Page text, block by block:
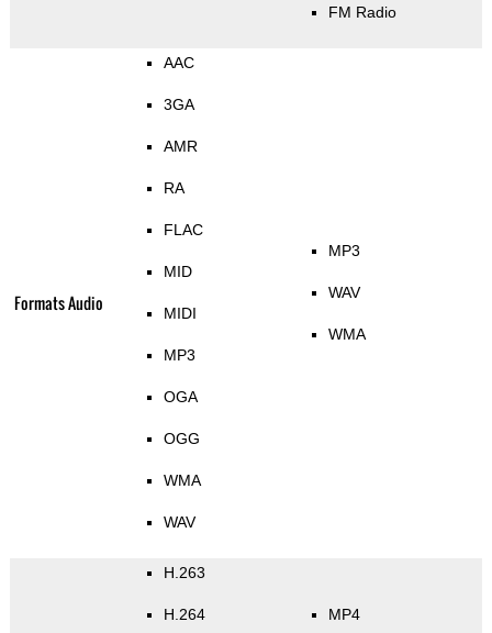
FM Radio
Formats Audio
AAC
3GA
AMR
RA
FLAC
MID
MIDI
MP3
OGA
OGG
WMA
WAV
MP3
WAV
WMA
H.263
H.264 MP4